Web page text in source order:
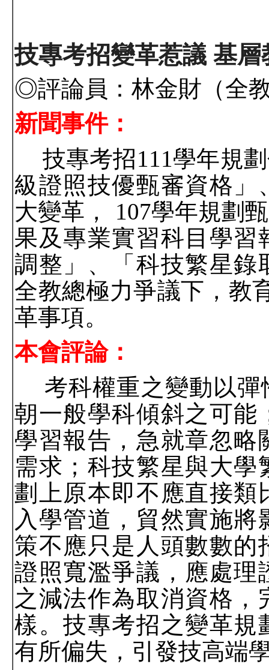
技專考招變革惹議 基
◎評論員：林金財（全
新聞事件：
技專考招111學年規
級證照技優甄審資格」
大變革，
107學年規劃
果及專業實習科目學習
調整」、「科技繁星錄
全教總極力爭議下，教
革事項。
本會評論：
考科權重之變動以
朝一般學科傾斜之可能
學習報告，急就章忽略
需求；科技繁星與大
劃上原本即不應直接類
入學管道，貿然實施
策不應只是人頭數數的
證照寬濫爭議，應處理
之減法作為取消資格
樣。技專考招之變革規
有所偏失，引發技高端